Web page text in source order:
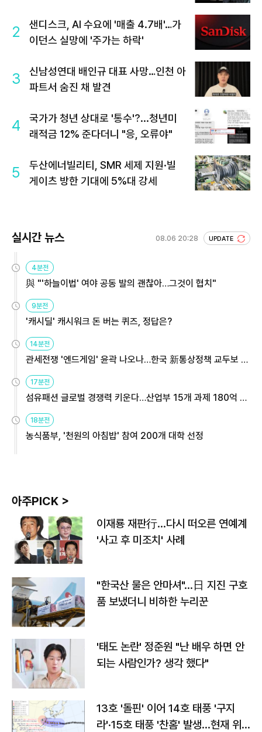
2
샌디스크, AI 수요에 '매출 4.7배'…가
이던스 실망에 '주가는 하락'
3
신남성연대 배인규 대표 사망…인천 아
파트서 숨진 채 발견
4
국가가 청년 상대로 '통수'?...청년미
래적금 12% 준다더니 "응, 오류야"
5
두산에너빌리티, SMR 세제 지원·빌
게이츠 방한 기대에 5%대 강세
실시간 뉴스 08.06 20:28 UPDATE
4분전
與 "'하늘이법' 여야 공동 발의 괜찮아…그것이 협치"
9분전
'캐시딜' 캐시워크 돈 버는 퀴즈, 정답은?
14분전
관세전쟁 '엔드게임' 윤곽 나오나…한국 新통상정책 교두보 활
17분전
섬유패션 글로벌 경쟁력 키운다…산업부 15개 과제 180억 지
18분전
농식품부, '천원의 아침밥' 참여 200개 대학 선정
아주PICK >
이재룡 재판行…다시 떠오른 연예계
'사고 후 미조치' 사례
"한국산 물은 안마셔"…日 지진 구호
품 보냈더니 비하한 누리꾼
'태도 논란' 정준원 "난 배우 하면 안
되는 사람인가? 생각 했다"
13호 '돌핀' 이어 14호 태풍 '구지
라'·15호 태풍 '찬홈' 발생…현재 위